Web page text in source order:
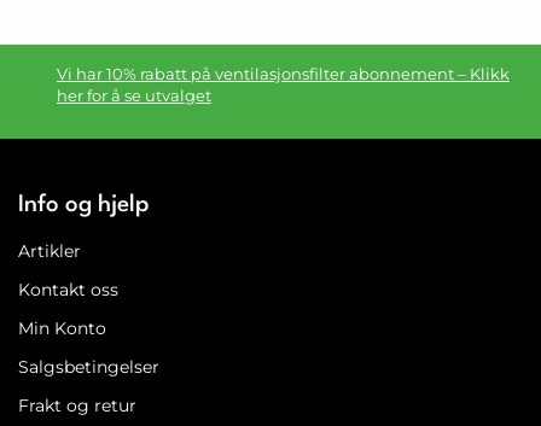
Vi har 10% rabatt på ventilasjonsfilter abonnement – Klikk
her for å se utvalget
Info og hjelp
Artikler
Kontakt oss
Min Konto
Salgsbetingelser
Frakt og retur